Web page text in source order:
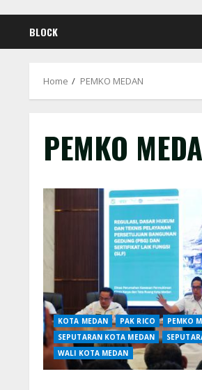
BLOCK
Home PEMKO MEDAN
PEMKO
KOTA MEDAN PAK RICO
PEMKO
SEPUTARAN KOTA MEDAN
WALI KOTA MEDAN